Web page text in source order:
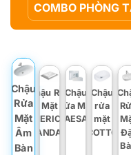
COMBO PHÒNG
Chậu
Rửa
Mặt
Âm
Bàn
Chậu Rửa
Mặt
AMERICAN
STANDARD
Chậu
Rửa Mặt
CAESAR
Chậu
rửa
mặt
COTTO